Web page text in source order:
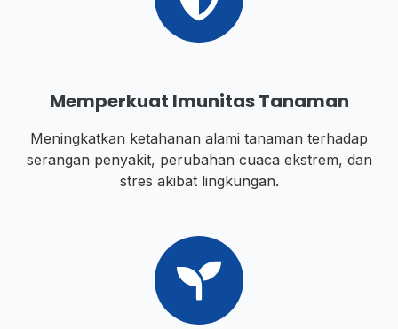
Memperkuat Imunitas Tanaman
Meningkatkan ketahanan alami tanaman terhadap
serangan penyakit, perubahan cuaca ekstrem, dan
stres akibat lingkungan.